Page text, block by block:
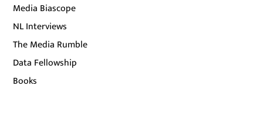
Media Biascope
NL Interviews
The Media Rumble
Data Fellowship
Books